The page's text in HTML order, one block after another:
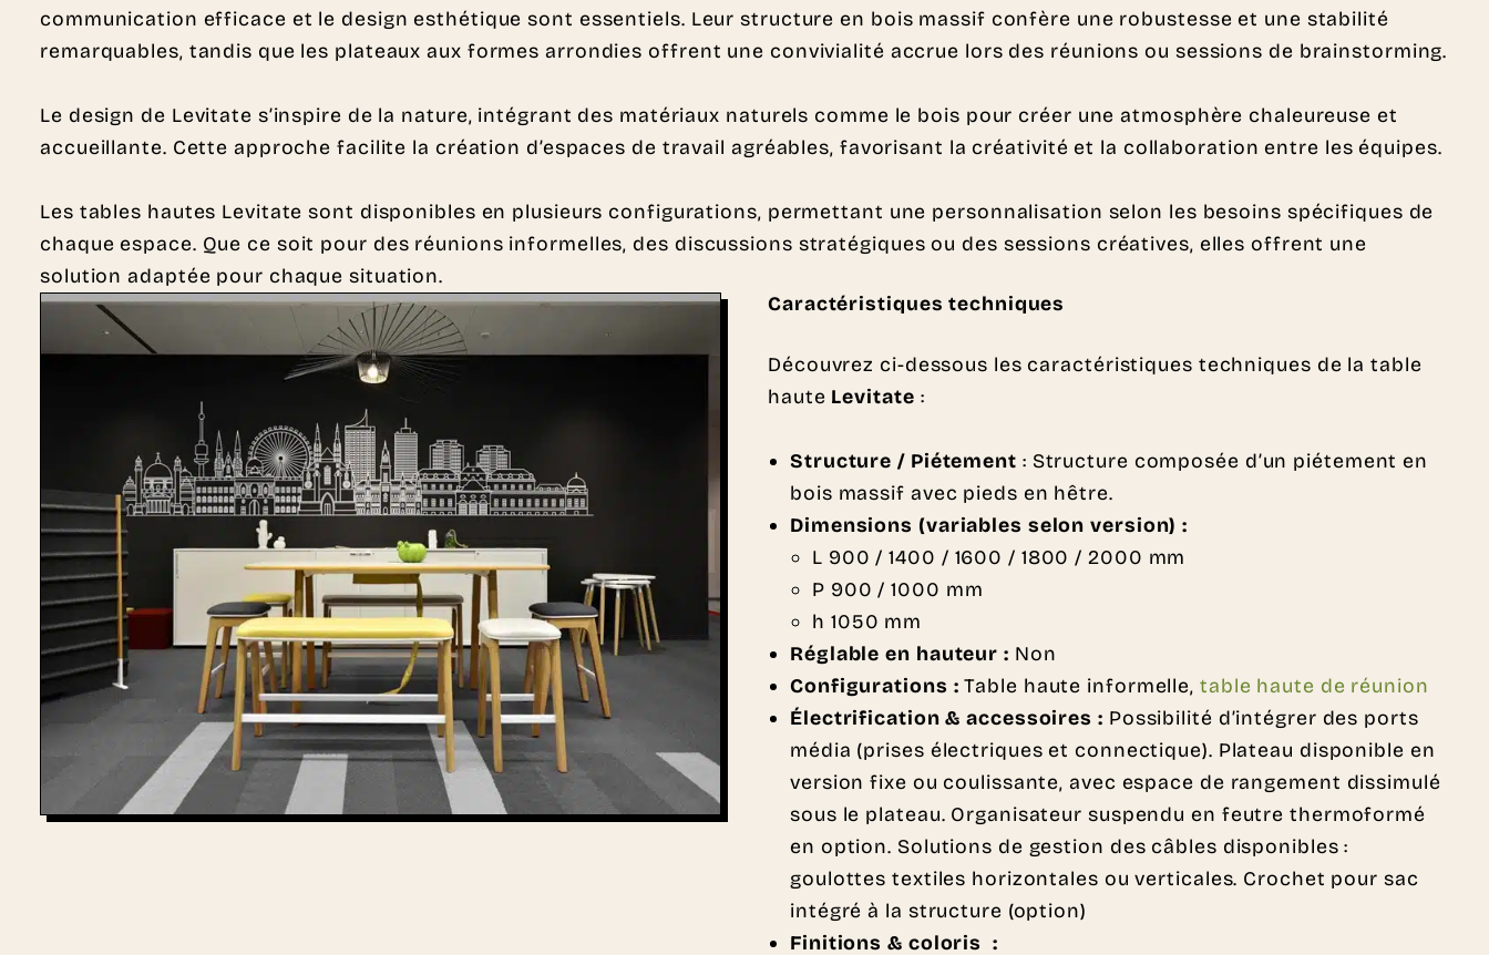
communication efficace et le design esthétique sont essentiels. Leur structure en bois massif confère une robustesse et une stabilité
remarquables, tandis que les plateaux aux formes arrondies offrent une convivialité accrue lors des réunions ou sessions de brainstorming.
Le design de Levitate s’inspire de la nature, intégrant des matériaux naturels comme le bois pour créer une atmosphère chaleureuse et
accueillante. Cette approche facilite la création d’espaces de travail agréables, favorisant la créativité et la collaboration entre les équipes.
Les tables hautes Levitate sont disponibles en plusieurs configurations, permettant une personnalisation selon les besoins spécifiques de
chaque espace. Que ce soit pour des réunions informelles, des discussions stratégiques ou des sessions créatives, elles offrent une
solution adaptée pour chaque situation.
Caractéristiques techniques
Découvrez ci-dessous les caractéristiques techniques de la table
haute Levitate :
Structure / Piétement : Structure composée d’un piétement en
bois massif avec pieds en hêtre.
Dimensions (variables selon version) :
L 900 / 1400 / 1600 / 1800 / 2000 mm
P 900 / 1000 mm
h 1050 mm
Réglable en hauteur : Non
Configurations : Table haute informelle, table haute de réunion
Électrification & accessoires : Possibilité d’intégrer des ports
média (prises électriques et connectique). Plateau disponible en
version fixe ou coulissante, avec espace de rangement dissimulé
sous le plateau. Organisateur suspendu en feutre thermoformé
en option. Solutions de gestion des câbles disponibles :
goulottes textiles horizontales ou verticales. Crochet pour sac
intégré à la structure (option)
Finitions & coloris :